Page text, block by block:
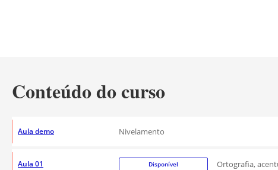
Conteúdo do curso
Aula demo Nivelamento
Aula 01 Disponível Ortografia,